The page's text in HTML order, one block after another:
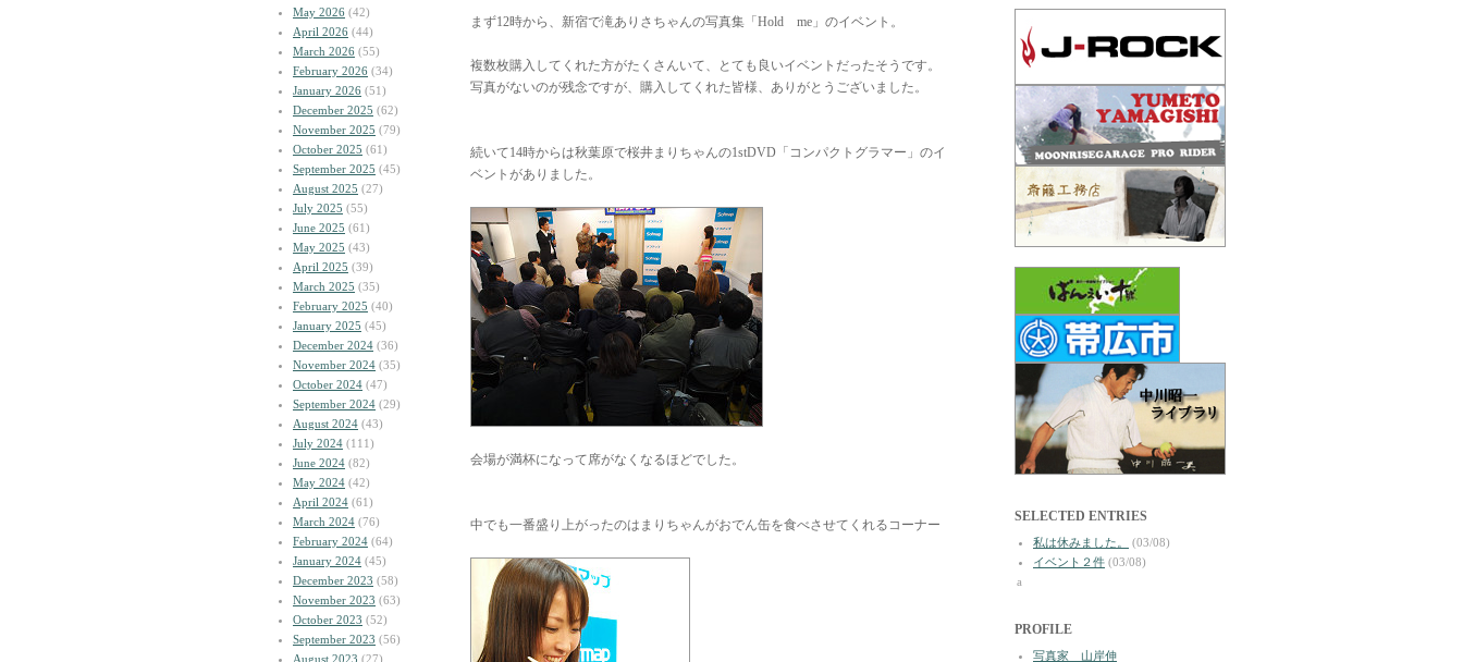
May 2026 (42)
April 2026 (44)
March 2026 (55)
February 2026 (34)
January 2026 (51)
December 2025 (62)
November 2025 (79)
October 2025 (61)
September 2025 (45)
August 2025 (27)
July 2025 (55)
June 2025 (61)
May 2025 (43)
April 2025 (39)
March 2025 (35)
February 2025 (40)
January 2025 (45)
December 2024 (36)
November 2024 (35)
October 2024 (47)
September 2024 (29)
August 2024 (43)
July 2024 (111)
June 2024 (82)
May 2024 (42)
April 2024 (61)
March 2024 (76)
February 2024 (64)
January 2024 (45)
December 2023 (58)
November 2023 (63)
October 2023 (52)
September 2023 (56)
August 2023 (27)
まず12時から、新宿で滝ありさちゃんの写真集「Hold me」のイベント。
複数枚購入してくれた方がたくさんいて、とても良いイベントだったそうです。
写真がないのが残念ですが、購入してくれた皆様、ありがとうございました。
続いて14時からは秋葉原で桜井まりちゃんの1stDVD「コンパクトグラマー」のイ
ベントがありました。
会場が満杯になって席がなくなるほどでした。
中でも一番盛り上がったのはまりちゃんがおでん缶を食べさせてくれるコーナー
SELECTED ENTRIES
私は休みました。
(03/08)
イベント２件 (03/08)
a
PROFILE
写真家 山岸伸